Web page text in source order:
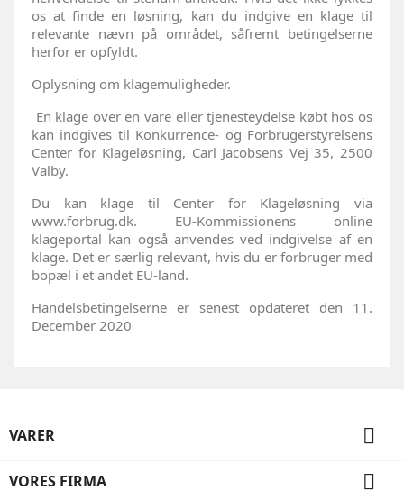
os at finde en løsning, kan du indgive en klage til
relevante nævn på området, såfremt betingelserne
herfor er opfyldt.
Oplysning om klagemuligheder.
En klage over en vare eller tjenesteydelse købt hos os
kan indgives til Konkurrence- og Forbrugerstyrelsens
Center for Klageløsning, Carl Jacobsens Vej 35, 2500
Valby.
Du kan klage til Center for Klageløsning via
www.forbrug.dk. EU-Kommissionens online
klageportal kan også anvendes ved indgivelse af en
klage. Det er særlig relevant, hvis du er forbruger med
bopæl i et andet EU-land.
Handelsbetingelserne er senest opdateret den 11.
December 2020
VARER 
VORES FIRMA 